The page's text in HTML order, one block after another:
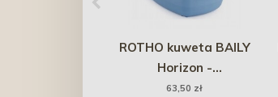
ROTHO kuweta BAILY
Horizon -
błękitny/piaskowy
63,50 zł